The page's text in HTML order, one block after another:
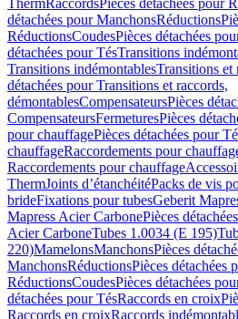
ThermRaccordsPièces détachées pour
détachées pour ManchonsRéductions
RéductionsCoudesPièces détachées
détachées pour TésTransitions
Transitions indémontablesTransitions et
détachées pour Transitions et raccords,
démontablesCompensateursPièces
CompensateursFermeturesPièces
pour chauffagePièces détachées pour
chauffageRaccordements pour
Raccordements pour chauffage
ThermJoints d’étanchéitéPacks de vis
brideFixations pour tubesGeberit
Mapress Acier CarbonePièces
Acier CarboneTubes 1.0034 (E 195)
220)MamelonsManchonsPièces
ManchonsRéductionsPièces détachées
RéductionsCoudesPièces détachées
détachées pour TésRaccords en croix
Raccords en croixRaccords